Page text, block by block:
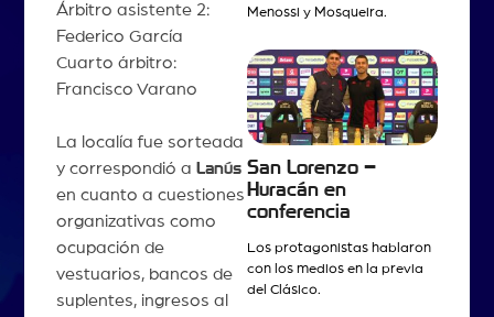
Árbitro asistente 2:
Federico García
Cuarto árbitro:
Francisco Varano
La localía fue sorteada
y correspondió a Lanús
en cuanto a cuestiones
organizativas como
ocupación de
vestuarios, bancos de
suplentes, ingresos al
Menossi y Mosqueira.
San Lorenzo –
Huracán en
conferencia
Los protagonistas hablaron
con los medios en la previa
del Clásico.